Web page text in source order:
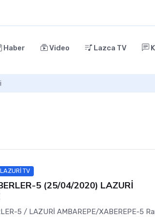
Haber Video Lazca TV
TV
5 (25/04/2020) LAZURİ
5 / LAZURİ AMBAREPE/XABEREPE-5